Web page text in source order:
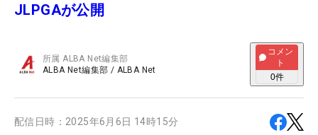
JLPGAが公開
所属ALBA Net編集部
ALBA Net編集部 / ALBA Net
コメン
ト
0件
配信日時： 2025年6月6日 14時15分